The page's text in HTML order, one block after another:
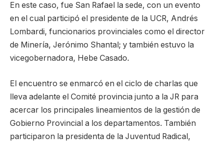
En este caso, fue San Rafael la sede, con un evento
en el cual participó el presidente de la UCR, Andrés
Lombardi, funcionarios provinciales como el director
de Minería, Jerónimo Shantal; y también estuvo la
vicegobernadora, Hebe Casado.
El encuentro se enmarcó en el ciclo de charlas que
lleva adelante el Comité provincia junto a la JR para
acercar los principales lineamientos de la gestión de
Gobierno Provincial a los departamentos. También
participaron la presidenta de la Juventud Radical,